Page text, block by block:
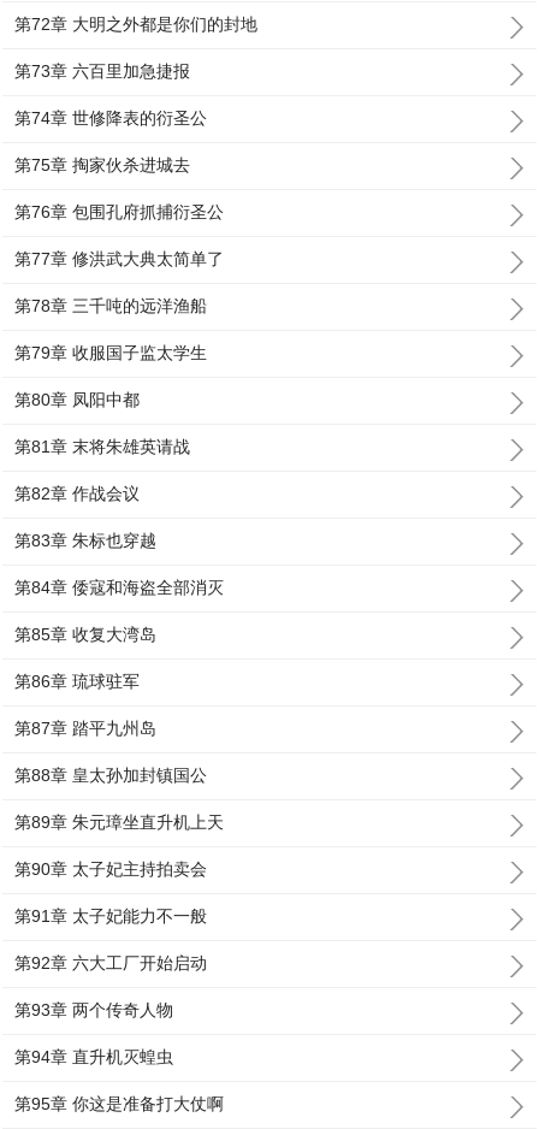
第72章 大明之外都是你们的封地
第73章 六百里加急捷报
第74章 世修降表的衍圣公
第75章 掏家伙杀进城去
第76章 包围孔府抓捕衍圣公
第77章 修洪武大典太简单了
第78章 三千吨的远洋渔船
第79章 收服国子监太学生
第80章 凤阳中都
第81章 末将朱雄英请战
第82章 作战会议
第83章 朱标也穿越
第84章 倭寇和海盗全部消灭
第85章 收复大湾岛
第86章 琉球驻军
第87章 踏平九州岛
第88章 皇太孙加封镇国公
第89章 朱元璋坐直升机上天
第90章 太子妃主持拍卖会
第91章 太子妃能力不一般
第92章 六大工厂开始启动
第93章 两个传奇人物
第94章 直升机灭蝗虫
第95章 你这是准备打大仗啊